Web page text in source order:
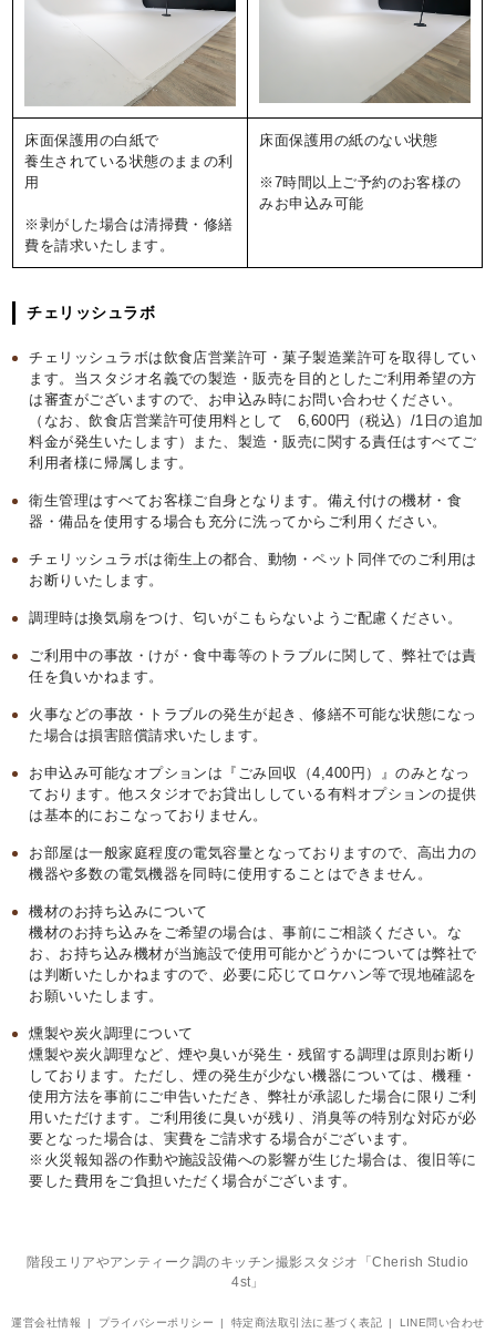
床面保護用の白紙で
養生されている状態のままの利
用
※剥がした場合は清掃費・修繕
費を請求いたします。
床面保護用の紙のない状態
※7時間以上ご予約のお客様の
みお申込み可能
チェリッシュラボ
チェリッシュラボは飲食店営業許可・菓子製造業許可を取得してい
ます。当スタジオ名義での製造・販売を目的としたご利用希望の方
は審査がございますので、お申込み時にお問い合わせください。
（なお、飲食店営業許可使用料として 6,600円（税込）/1日の追加
料金が発生いたします）また、製造・販売に関する責任はすべてご
利用者様に帰属します。
衛生管理はすべてお客様ご自身となります。備え付けの機材・食
器・備品を使用する場合も充分に洗ってからご利用ください。
チェリッシュラボは衛生上の都合、動物・ペット同伴でのご利用は
お断りいたします。
調理時は換気扇をつけ、匂いがこもらないようご配慮ください。
ご利用中の事故・けが・食中毒等のトラブルに関して、弊社では責
任を負いかねます。
火事などの事故・トラブルの発生が起き、修繕不可能な状態になっ
た場合は損害賠償請求いたします。
お申込み可能なオプションは『ごみ回収（4,400円）』のみとなっ
ております。他スタジオでお貸出ししている有料オプションの提供
は基本的におこなっておりません。
お部屋は一般家庭程度の電気容量となっておりますので、高出力の
機器や多数の電気機器を同時に使用することはできません。
機材のお持ち込みについて
機材のお持ち込みをご希望の場合は、事前にご相談ください。な
お、お持ち込み機材が当施設で使用可能かどうかについては弊社で
は判断いたしかねますので、必要に応じてロケハン等で現地確認を
お願いいたします。
燻製や炭火調理について
燻製や炭火調理など、煙や臭いが発生・残留する調理は原則お断り
しております。ただし、煙の発生が少ない機器については、機種・
使用方法を事前にご申告いただき、弊社が承認した場合に限りご利
用いただけます。ご利用後に臭いが残り、消臭等の特別な対応が必
要となった場合は、実費をご請求する場合がございます。
※火災報知器の作動や施設設備への影響が生じた場合は、復旧等に
要した費用をご負担いただく場合がございます。
階段エリアやアンティーク調のキッチン撮影スタジオ「Cherish Studio
4st」
運営会社情報 プライバシーポリシー 特定商法取引法に基づく表記 LINE問い合わせ